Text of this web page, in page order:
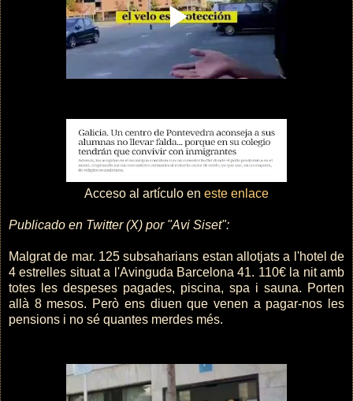
Acceso al artículo en este enlace
Publicado en Twitter (X) por "Avi Siset":
Malgrat de mar. 125 subsaharians estan allotjats a l'hotel de
4 estrelles situat a l'Avinguda Barcelona 41. 110€ la nit amb
totes les despeses pagades, piscina, spa i sauna. Porten
allà 8 mesos. Però ens diuen que venen a pagar-nos les
pensions i no sé quantes merdes més.